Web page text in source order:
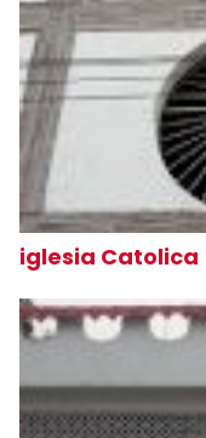
iglesia Catolica